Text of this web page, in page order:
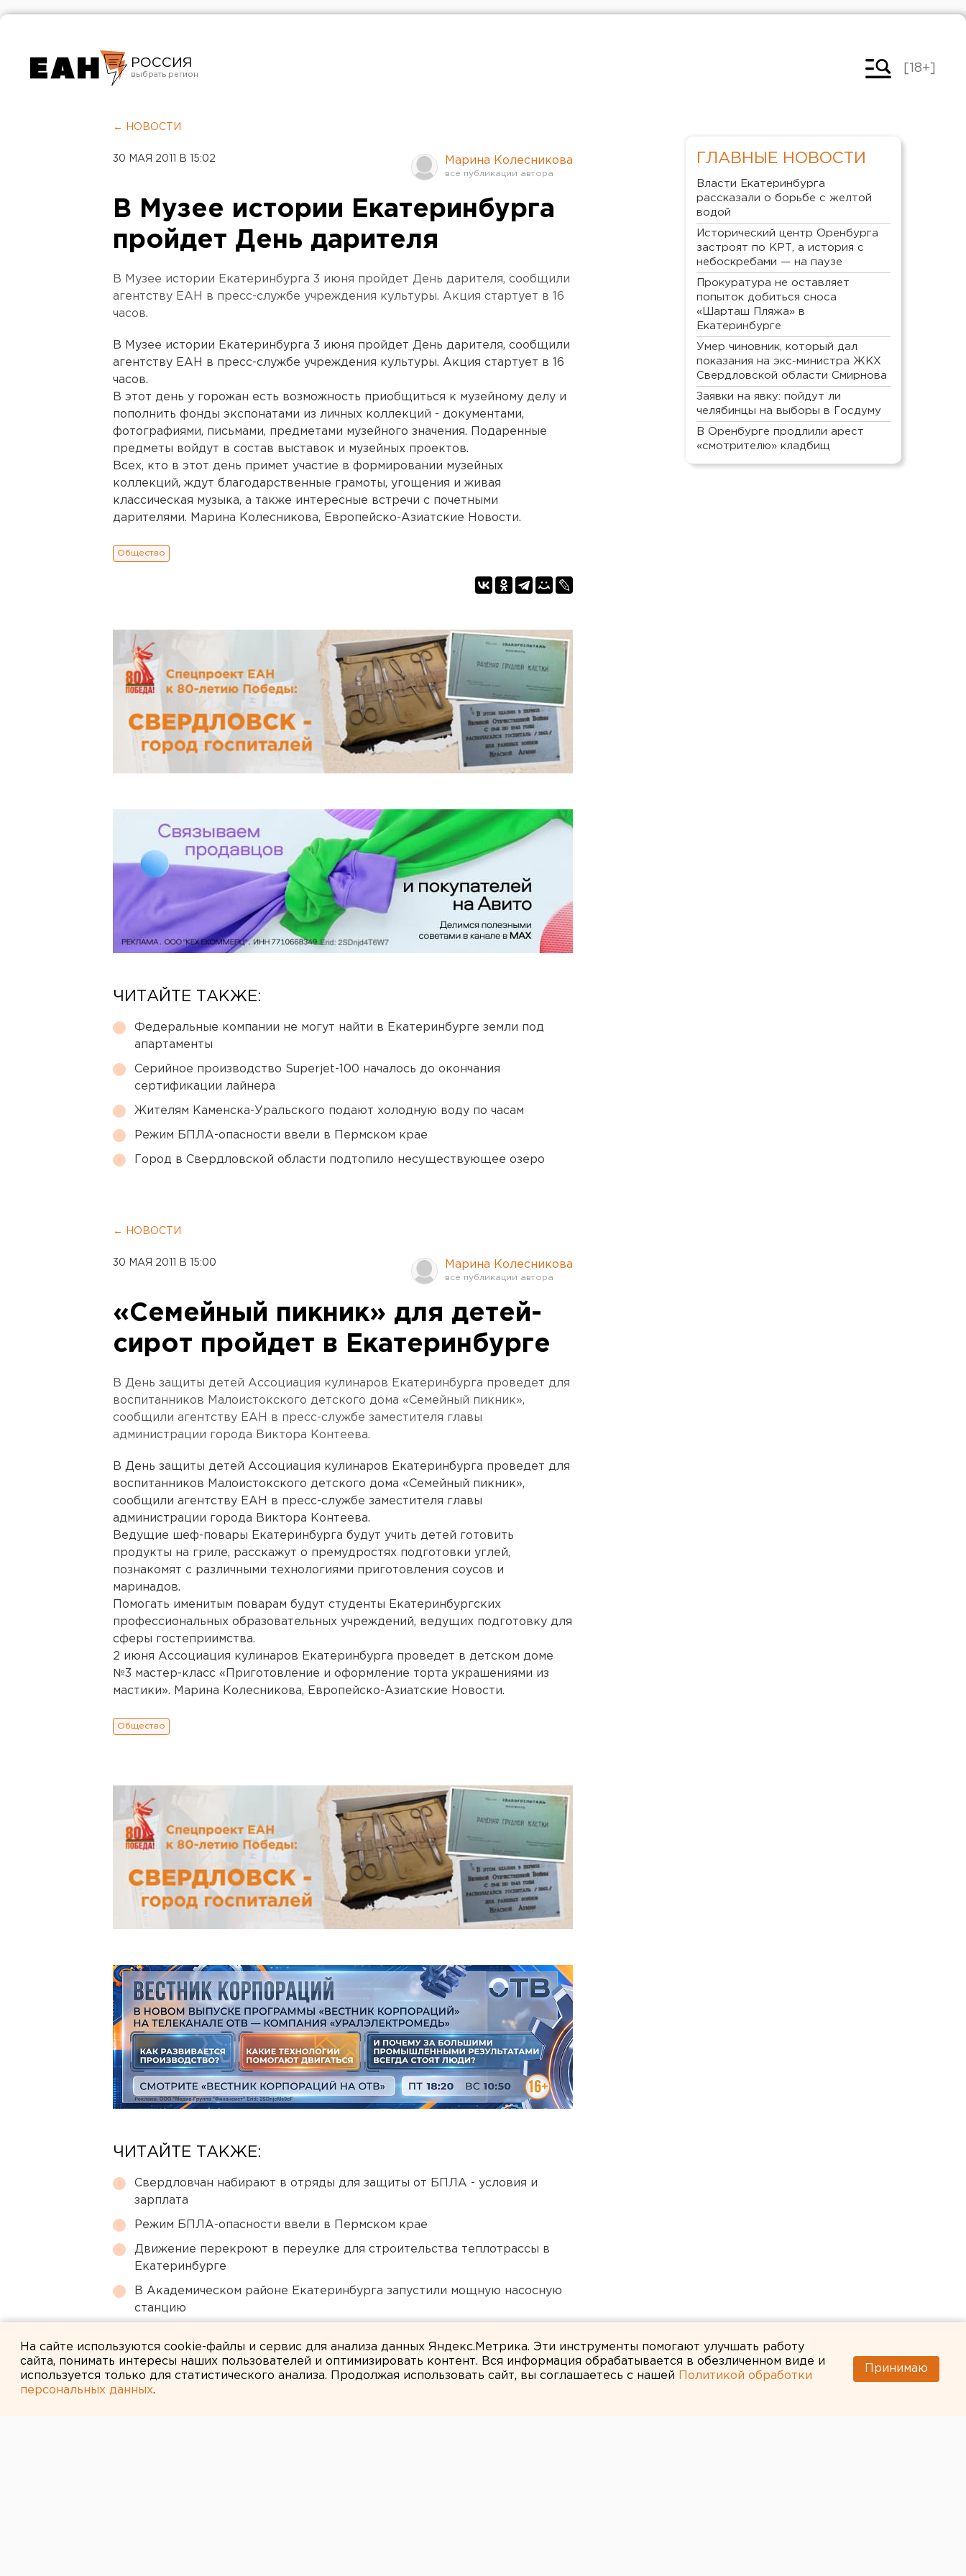
РОССИЯ
Челябинск
[18+]
← НОВОСТИ
30 МАЯ 2011 В 15:02 Марина Колесникова
В Музее истории Екатеринбурга
пройдет День дарителя
В Музее истории Екатеринбурга 3 июня пройдет День дарителя, сообщили
агентству ЕАН в пресс-службе учреждения культуры. Акция стартует в 16
часов.
В Музее истории Екатеринбурга 3 июня пройдет День дарителя, сообщили
агентству ЕАН в пресс-службе учреждения культуры. Акция стартует в 16
часов.
В этот день у горожан есть возможность приобщиться к музейному делу и
пополнить фонды экспонатами из личных коллекций - документами,
фотографиями, письмами, предметами музейного значения. Подаренные
предметы войдут в состав выставок и музейных проектов.
Всех, кто в этот день примет участие в формировании музейных
коллекций, ждут благодарственные грамоты, угощения и живая
классическая музыка, а также интересные встречи с почетными
дарителями. Марина Колесникова, Европейско-Азиатские Новости.
Общество
ЧИТАЙТЕ ТАКЖЕ:
Федеральные компании не могут найти в Екатеринбурге земли под
апартаменты
Серийное производство Superjet-100 началось до окончания
сертификации лайнера
Жителям Каменска-Уральского подают холодную воду по часам
Режим БПЛА-опасности ввели в Пермском крае
Город в Свердловской области подтопило несуществующее озеро
← НОВОСТИ
30 МАЯ 2011 В 15:00 Марина Колесникова
«Семейный пикник» для детей-
сирот пройдет в Екатеринбурге
В День защиты детей Ассоциация кулинаров Екатеринбурга проведет для
воспитанников Малоистокского детского дома «Семейный пикник»,
сообщили агентству ЕАН в пресс-службе заместителя главы
администрации города Виктора Контеева.
В День защиты детей Ассоциация кулинаров Екатеринбурга проведет для
воспитанников Малоистокского детского дома «Семейный пикник»,
сообщили агентству ЕАН в пресс-службе заместителя главы
администрации города Виктора Контеева.
Ведущие шеф-повары Екатеринбурга будут учить детей готовить
продукты на гриле, расскажут о премудростях подготовки углей,
познакомят с различными технологиями приготовления соусов и
маринадов.
Помогать именитым поварам будут студенты Екатеринбургских
профессиональных образовательных учреждений, ведущих подготовку для
сферы гостеприимства.
2 июня Ассоциация кулинаров Екатеринбурга проведет в детском доме
№3 мастер-класс «Приготовление и оформление торта украшениями из
мастики». Марина Колесникова, Европейско-Азиатские Новости.
Общество
ЧИТАЙТЕ ТАКЖЕ:
Свердловчан набирают в отряды для защиты от БПЛА - условия и
зарплата
Режим БПЛА-опасности ввели в Пермском крае
Движение перекроют в переулке для строительства теплотрассы в
Екатеринбурге
В Академическом районе Екатеринбурга запустили мощную насосную
станцию
ГЛАВНЫЕ НОВОСТИ
Власти Екатеринбурга
рассказали о борьбе с желтой
водой
Исторический центр Оренбурга
застроят по КРТ, а история с
небоскребами — на паузе
Прокуратура не оставляет
попыток добиться сноса
«Шарташ Пляжа» в
Екатеринбурге
Умер чиновник, который дал
показания на экс-министра ЖКХ
Свердловской области Смирнова
Заявки на явку: пойдут ли
челябинцы на выборы в Госдуму
В Оренбурге продлили арест
«смотрителю» кладбищ
На сайте используются cookie-файлы и сервис для анализа данных Яндекс.Метрика. Эти инструменты помогают улучшать работу
сайта, понимать интересы наших пользователей и оптимизировать контент. Вся информация обрабатывается в обезличенном виде и
используется только для статистического анализа. Продолжая использовать сайт, вы соглашаетесь с нашей
Политикой обработки
персональных данных.
Принимаю